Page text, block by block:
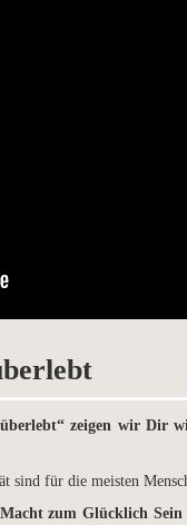
zeigen wir Dir
sind für die meisten
zum Glücklich